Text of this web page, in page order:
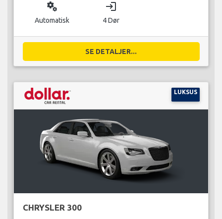
miscellaneous_services
Automatisk
login
4 Dør
SE DETALJER...
LUKSUS
CHRYSLER 300